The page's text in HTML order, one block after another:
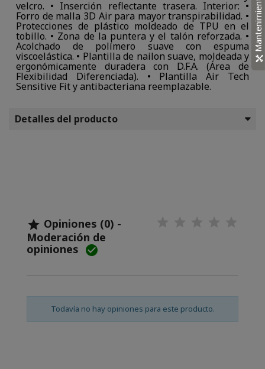
velcro. • Inserción reflectante trasera. Interior: •
Forro de malla 3D Air para mayor transpirabilidad. •
Protecciones de plástico moldeado de TPU en el
tobillo. • Zona de la puntera y el talón reforzada. •
Acolchado de polímero suave con espuma
viscoelástica. • Plantilla de nailon suave, moldeada y
ergonómicamente duradera con D.F.A. (Área de
Flexibilidad Diferenciada). • Plantilla Air Tech
Sensitive Fit y antibacteriana reemplazable.
Detalles del producto
 Opiniones (0) -
Moderación de
opiniones 
Todavía no hay opiniones para este producto.
Mantenimiento